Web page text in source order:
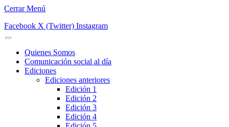
Cerrar Menú
Facebook X (Twitter) Instagram
Quienes Somos
Comunicación social al día
Ediciones
Ediciones anteriores
Edición 1
Edición 2
Edición 3
Edición 4